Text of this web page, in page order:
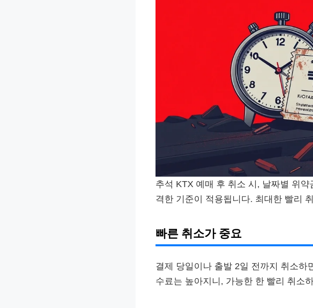
추석 KTX 예매 후 취소 시, 날짜별 위
격한 기준이 적용됩니다. 최대한 빨리
빠른 취소가 중요
결제 당일이나 출발 2일 전까지 취소
수료는 높아지니, 가능한 한 빨리 취소